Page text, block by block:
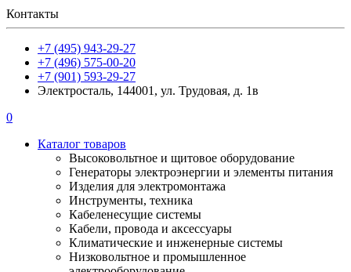
Контакты
+7 (495) 943-29-27
+7 (496) 575-00-20
+7 (901) 593-29-27
Электросталь, 144001, ул. Трудовая, д. 1в
0
Каталог товаров
Высоковольтное и щитовое оборудование
Генераторы электроэнергии и элементы питания
Изделия для электромонтажа
Инструменты, техника
Кабеленесущие системы
Кабели, провода и аксессуары
Климатические и инженерные системы
Низковольтное и промышленное